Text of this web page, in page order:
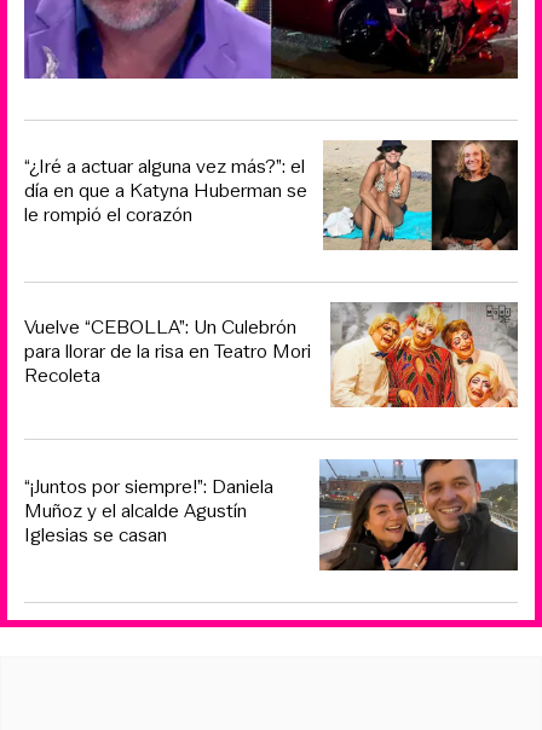
“¿Iré a actuar alguna vez más?”: el
día en que a Katyna Huberman se
le rompió el corazón
Vuelve “CEBOLLA”: Un Culebrón
para llorar de la risa en Teatro Mori
Recoleta
“¡Juntos por siempre!”: Daniela
Muñoz y el alcalde Agustín
Iglesias se casan